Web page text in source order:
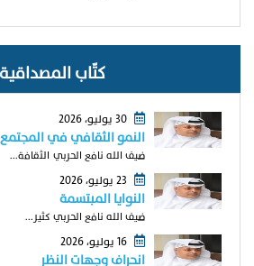
كتّاب المصداقية
30 يوليو، 2026
النمو الثقافي في
ضيف الله نافع الحربي الثقافة...
النوايا المبتسمة
ضيف الله نافع الحربي كثير...
16 يوليو، 2026
انحراف وجهات النظر